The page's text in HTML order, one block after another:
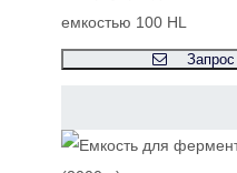
емкостью 100 HL